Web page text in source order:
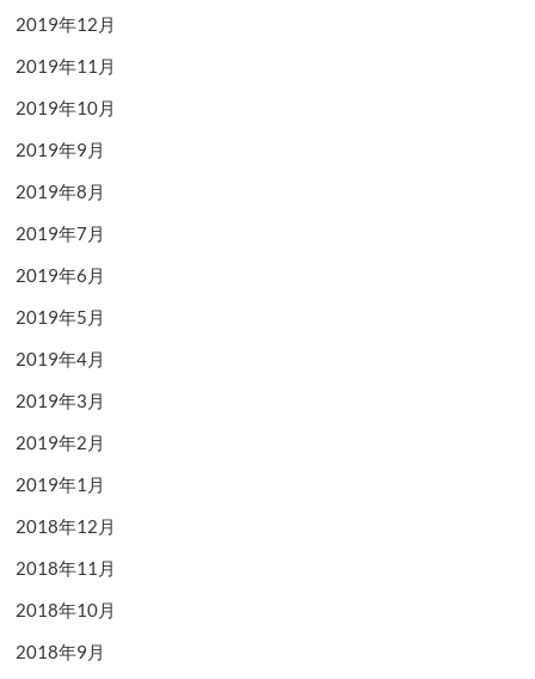
2019年12月
2019年11月
2019年10月
2019年9月
2019年8月
2019年7月
2019年6月
2019年5月
2019年4月
2019年3月
2019年2月
2019年1月
2018年12月
2018年11月
2018年10月
2018年9月